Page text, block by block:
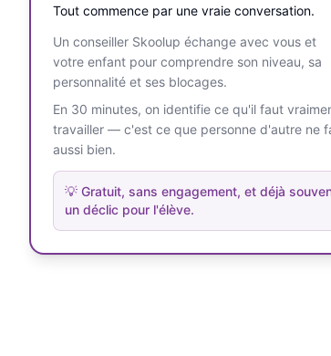
Tout commence par une vraie conversation.
Un conseiller Skoolup échange avec vous et
votre enfant pour comprendre son niveau, sa
personnalité et ses blocages.
En 30 minutes, on identifie ce qu'il faut
travailler — c'est ce que personne d'autre ne
aussi bien.
💡 Gratuit, sans engagement, et déjà
un déclic pour l'élève.